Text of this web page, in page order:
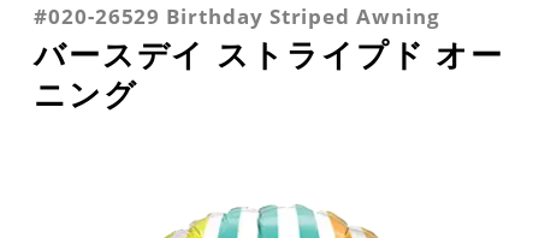
#020-26529 Birthday Striped Awning
バースデイ ストライプド オー
ニング